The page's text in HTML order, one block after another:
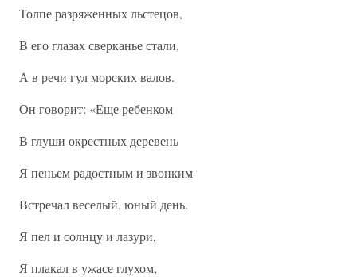
Толпе разряженных льстецов,
В его глазах сверканье стали,
А в речи гул морских валов.
Он говорит: «Еще ребенком
В глуши окрестных деревень
Я пеньем радостным и звонким
Встречал веселый, юный день.
Я пел и солнцу и лазури,
Я плакал в ужасе глухом,